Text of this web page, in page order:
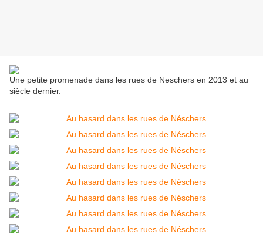
Une petite promenade dans les rues de Neschers en 2013 et au
siècle dernier.